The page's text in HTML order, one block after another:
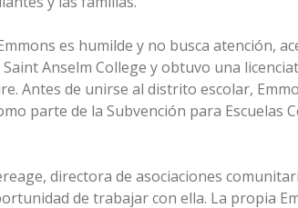
es humilde y no busca atención,
Anselm College y obtuvo una
Antes de unirse al distrito escolar,
parte de la Subvención para
directora de asociaciones
de trabajar con ella. La propia